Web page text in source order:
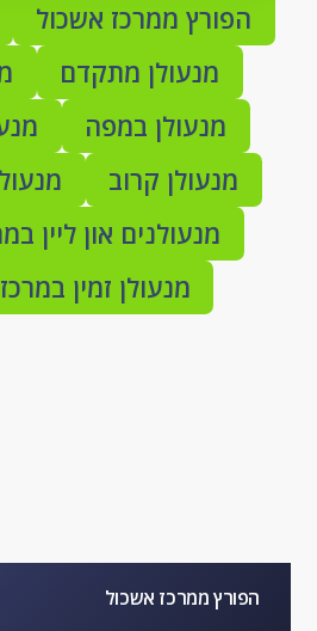
הפורץ ממרכז אשכול
מנעולן מתקדם
מנעולן במפה
מנעולן קרוב
מנעולנים און ליין
מנעולן זמין
הפורץ ממרכז אשכול